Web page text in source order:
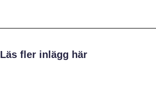
Läs fler inlägg här